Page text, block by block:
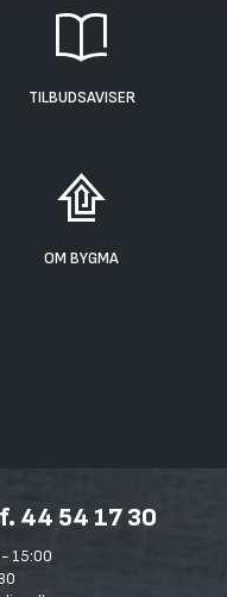
TILBUDSAVISER
OM BYGMA
44 54 17 30
15:00